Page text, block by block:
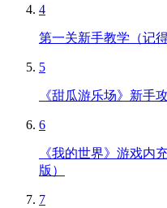
4
第一关新手教学（记
5
《甜瓜游乐场》新手
6
《我的世界》游戏内
版）
7